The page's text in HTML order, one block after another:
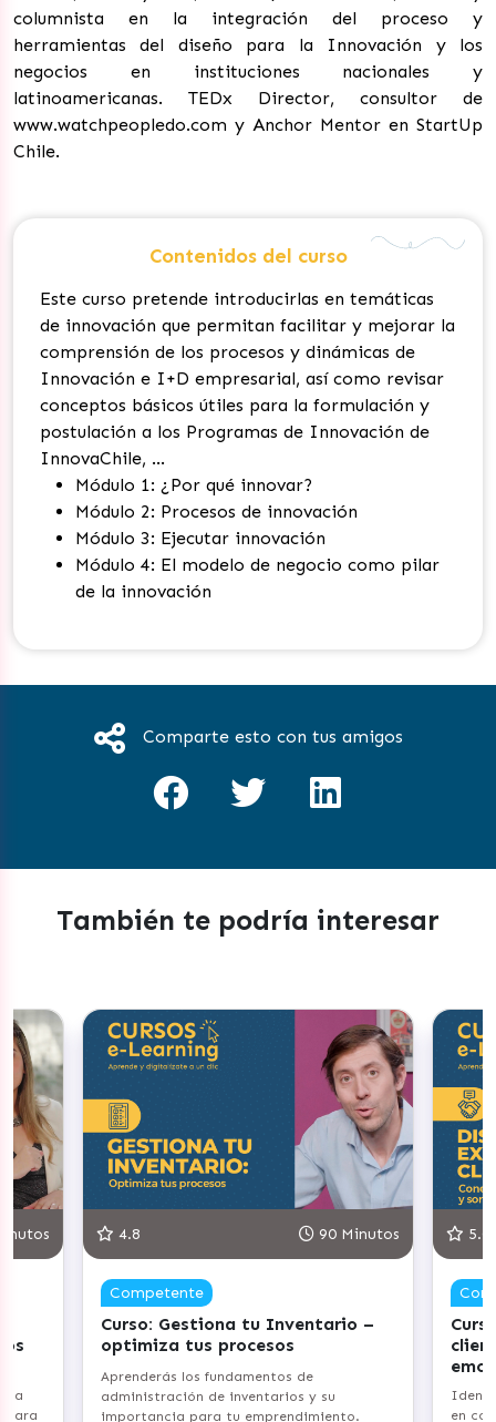
columnista en la integración del proceso y
herramientas del diseño para la Innovación y los
negocios en instituciones nacionales y
latinoamericanas. TEDx Director, consultor de
www.watchpeopledo.com y Anchor Mentor en StartUp
Chile.
Contenidos del curso
Este curso pretende introducirlas en temáticas
de innovación que permitan facilitar y mejorar la
comprensión de los procesos y dinámicas de
Innovación e I+D empresarial, así como revisar
conceptos básicos útiles para la formulación y
postulación a los Programas de Innovación de
InnovaChile, ...
Módulo 1: ¿Por qué innovar?
Módulo 2: Procesos de innovación
Módulo 3: Ejecutar innovación
Módulo 4: El modelo de negocio como pilar
de la innovación
Comparte esto con tus amigos
También te podría interesar
la
para
4.8 90 Minutos
Competente
Curso: Gestiona tu Inventario –
optimiza tus procesos
Aprenderás los fundamentos de
administración de inventarios y su
importancia para tu emprendimiento.
5.0
en